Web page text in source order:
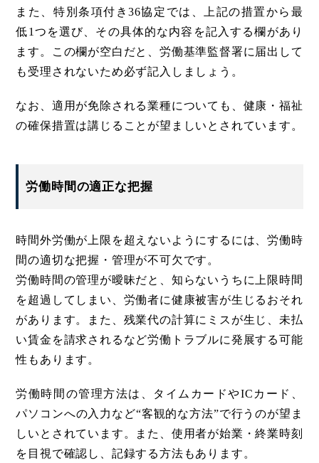
また、特別条項付き36協定では、上記の措置から最
低1つを選び、その具体的な内容を記入する欄があり
ます。この欄が空白だと、労働基準監督署に届出して
も受理されないため必ず記入しましょう。
なお、適用が免除される業種についても、健康・福祉
の確保措置は講じることが望ましいとされています。
労働時間の適正な把握
時間外労働が上限を超えないようにするには、労働時
間の適切な把握・管理が不可欠です。
労働時間の管理が曖昧だと、知らないうちに上限時間
を超過してしまい、労働者に健康被害が生じるおそれ
があります。また、残業代の計算にミスが生じ、未払
い賃金を請求されるなど労働トラブルに発展する可能
性もあります。
労働時間の管理方法は、タイムカードやICカード、
パソコンへの入力など“客観的な方法”で行うのが望ま
しいとされています。また、使用者が始業・終業時刻
を目視で確認し、記録する方法もあります。